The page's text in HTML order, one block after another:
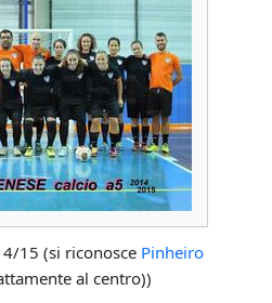
15 (si riconosce Pinheiro
al centro))